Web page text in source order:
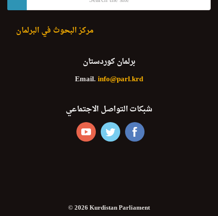
مركز البحوث في البرلمان
برلمان كوردستان
Email.info@parl.krd
شبكات التواصل الاجتماعي
© 2026 Kurdistan Parliament